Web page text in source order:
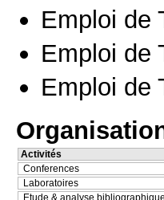
Emploi de
Emploi de
Emploi de
Activités
Conferences
Laboratoires
Etude & analyse